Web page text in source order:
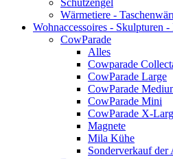
Schutzengel
Wärmetiere -
Wohnaccessoires - Skulpturen
CowParade
Alles
Cowparade
CowParade Large
CowParade
CowParade Mini
CowParade X-
Magnete
Mila Kühe
Sonderverkauf der